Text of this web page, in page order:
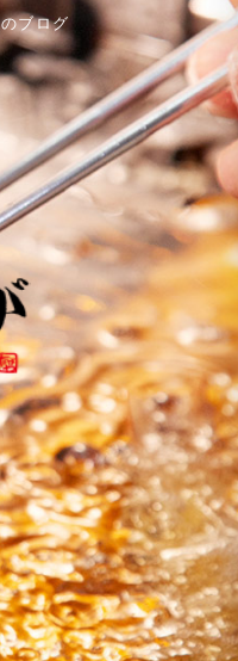
ブログ